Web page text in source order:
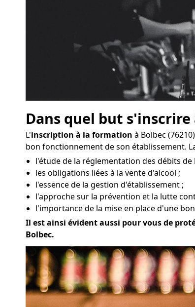
Dans quel but
L'inscription à la formation à Bolbec
bon fonctionnement de son établissement.
l'étude de la réglementation des débits de
les obligations liées à la vente d'alcool ;
l'essence de la gestion d'établissement ;
l'approche sur la prévention et la lutte
l'importance de la mise en place d'une
Il est ainsi évident aussi pour vous de
Bolbec.